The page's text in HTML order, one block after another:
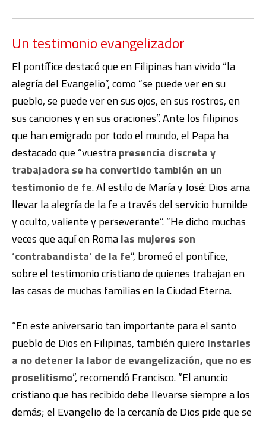
Un testimonio evangelizador
El pontífice destacó que en Filipinas han vivido “la
alegría del Evangelio”, como “se puede ver en su
pueblo, se puede ver en sus ojos, en sus rostros, en
sus canciones y en sus oraciones”. Ante los filipinos
que han emigrado por todo el mundo, el Papa ha
destacado que “vuestrapresencia discreta y
trabajadora se ha convertido también en un
testimonio de fe. Al estilo de María y José: Dios ama
llevar la alegría de la fe a través del servicio humilde
y oculto, valiente y perseverante”.“He dicho muchas
veces que aquí en Romalas mujeres son
‘contrabandista’ de la fe”, bromeó el pontífice,
sobre el testimonio cristiano de quienes trabajan en
las casas de muchas familias en la Ciudad Eterna.
“En este aniversario tan importante para el santo
pueblo de Dios en Filipinas, también quiero instarles
a no detener la labor de evangelización, que no es
proselitismo”, recomendó Francisco. “El anuncio
cristiano que has recibido debe llevarse siempre a los
demás; el Evangelio de la cercanía de Dios pide que se